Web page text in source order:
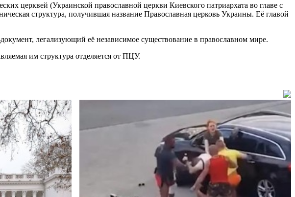
церквей (Украинской православной церкви Киевского патриархата во главе с
структура, получившая название Православная церковь Украины. Её главой
легализующий её независимое существование в православном мире.
им структура отделяется от ПЦУ.